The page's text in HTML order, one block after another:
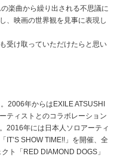
楽曲から繰り出される不思議に
、映画の世界観を見事に表現し
受け取っていただけたらと思い
2006年からはEXILE ATSUSHI
ティストとのコラボレーション
2016年には日本人ソロアーティ
IT’S SHOW TIME!!」を開催、全
ト「RED DIAMOND DOGS」